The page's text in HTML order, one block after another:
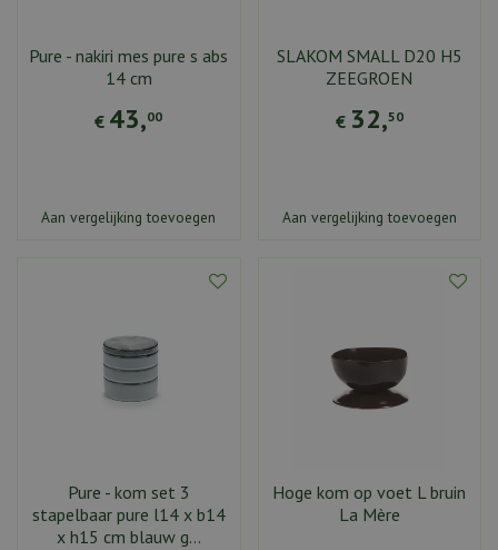
Pure - nakiri mes pure s abs
14 cm
€ 43,00
Aan vergelijking toevoegen
SLAKOM SMALL D20 H5
ZEEGROEN
€ 32,50
Aan vergelijking toevoegen
Pure - kom set 3
stapelbaar pure l14 x b14
x h15 cm blauw g…
Hoge kom op voet L bruin
La Mère